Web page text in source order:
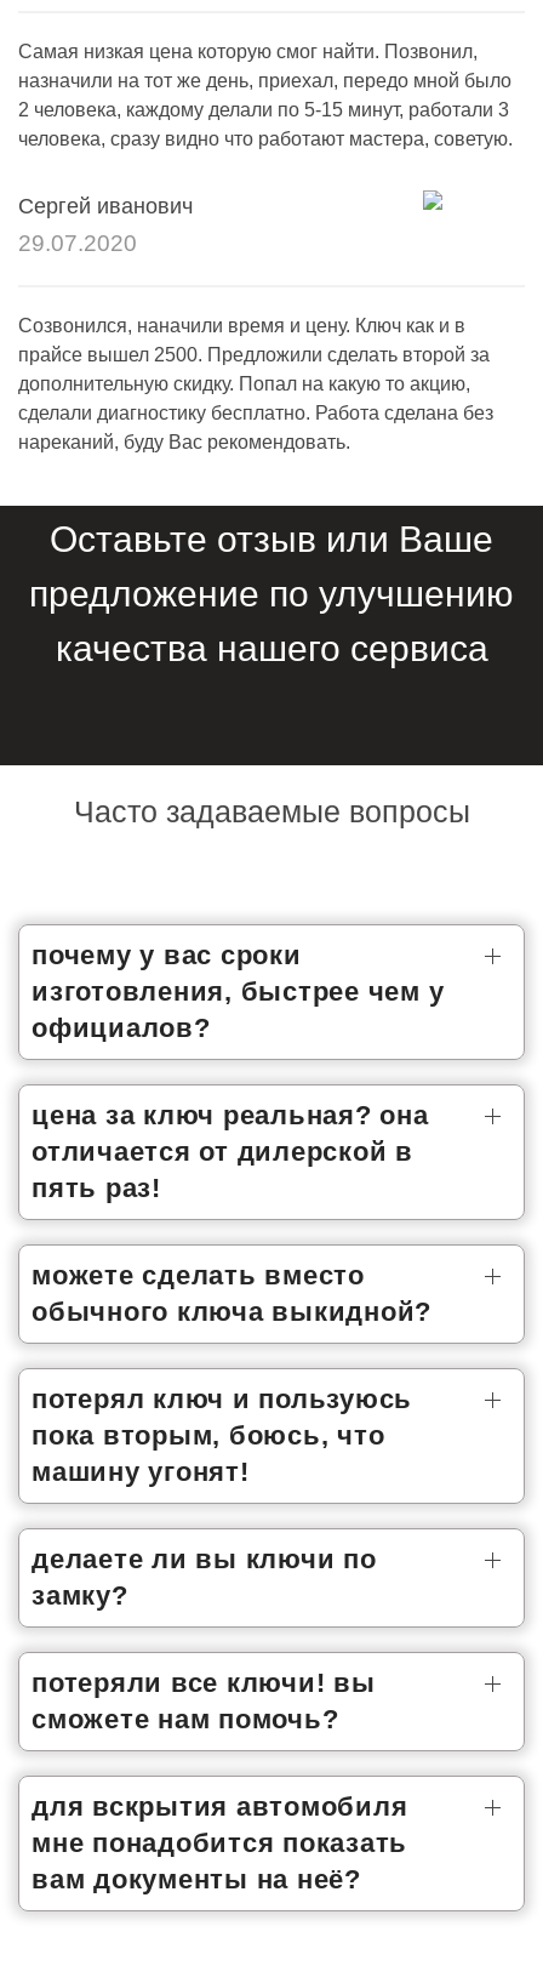
Самая низкая цена которую смог найти. Позвонил,
назначили на тот же день, приехал, передо мной было
2 человека, каждому делали по 5-15 минут, работали 3
человека, сразу видно что работают мастера, советую.
Сергей иванович
29.07.2020
Созвонился, наначили время и цену. Ключ как и в
прайсе вышел 2500. Предложили сделать второй за
дополнительную скидку. Попал на какую то акцию,
сделали диагностику бесплатно. Работа сделана без
нареканий, буду Вас рекомендовать.
Оставьте отзыв или Ваше
предложение по улучшению
качества нашего сервиса
Часто задаваемые вопросы
почему у вас сроки
изготовления, быстрее чем у
официалов?
цена за ключ реальная? она
отличается от дилерской в
пять раз!
можете сделать вместо
обычного ключа выкидной?
потерял ключ и пользуюсь
пока вторым, боюсь, что
машину угонят!
делаете ли вы ключи по
замку?
потеряли все ключи! вы
сможете нам помочь?
для вскрытия автомобиля
мне понадобится показать
вам документы на неё?